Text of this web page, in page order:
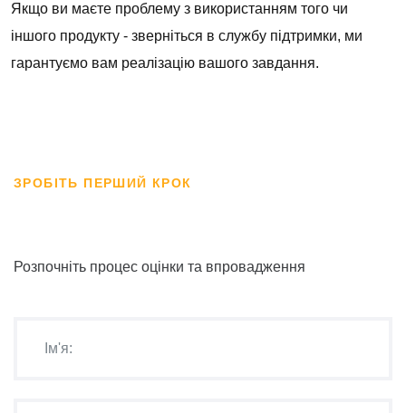
Якщо ви маєте проблему з використанням того чи
іншого продукту - зверніться в службу підтримки, ми
гарантуємо вам реалізацію вашого завдання.
ЗРОБІТЬ ПЕРШИЙ КРОК
Розпочніть процес оцінки та впровадження